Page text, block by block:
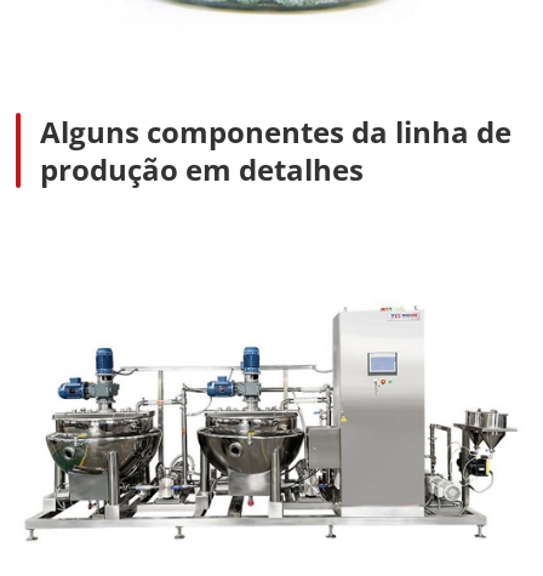
Alguns componentes da linha de
produção em detalhes